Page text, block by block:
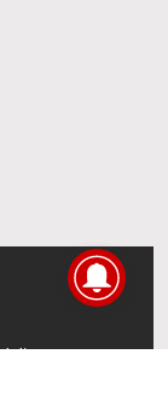
directamente en